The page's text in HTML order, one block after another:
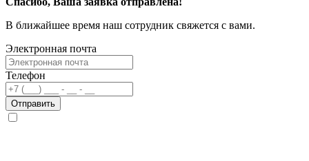
В ближайшее время наш сотрудник свяжется с вами.
Электронная почта
Телефон
Отправить